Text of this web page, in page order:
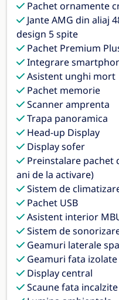
Pachet ornamente
Jante AMG din aliaj
design 5 spite
Pachet Premium
Integrare
Asistent unghi mort
Pachet memorie
Scanner amprenta
Trapa panoramica
Head-up Display
Display sofer
Preinstalare pachet
ani de la activare)
Sistem de
Pachet USB
Asistent interior
Sistem de
Geamuri laterale
Geamuri fata
Display central
Scaune fata incalzite